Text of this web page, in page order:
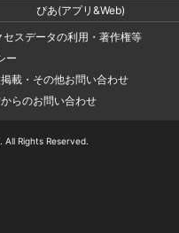
ぴあ(アプリ&Web)
セスデータの利用・著作権等
ー
載・その他お問い合わせ
らのお問い合わせ
Rights Reserved.